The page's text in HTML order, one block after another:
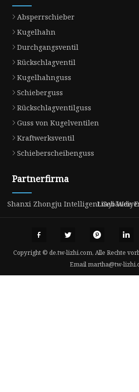
Absperrschieber
Kugelhahn
Durchgangsventil
Rückschlagventil
Kugelhahnguss
Schieberguss
Rückschlagventilguss
Guss von Kugelventilen
Kraftwerksventil
Schieberscheibenguss
Partnerfirma
Shanxi Zhongju Intelligent Gebäude
Linyi
Copyright © de.tw-lizhi.com, Alle Rechte
Emailmartha@tw-